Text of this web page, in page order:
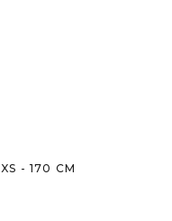
XS - 170 CM